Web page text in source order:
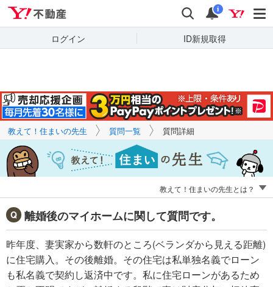
検索 通知
i
ログイン ID新規取得
キーワードで
質問を探す
教えて！住まいの先生 質問一覧 質問詳細
教えて！住まいの先生とは？
離婚後のマイホームに関して質問です。
昨年度、妻実家から数軒のところ(ベランダから見える距離)
に住宅購入。その後離婚。その住宅は私単独名義でローン
も私名義で契約し返済中です。私に住宅ローンがあるため